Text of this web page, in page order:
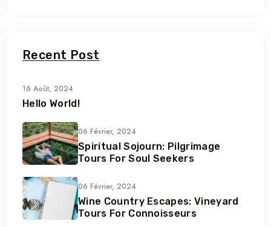
Recent Post
16 Août, 2024
Hello World!
06 Février, 2024
Spiritual Sojourn: Pilgrimage
Tours For Soul Seekers
06 Février, 2024
Wine Country Escapes: Vineyard
Tours For Connoisseurs